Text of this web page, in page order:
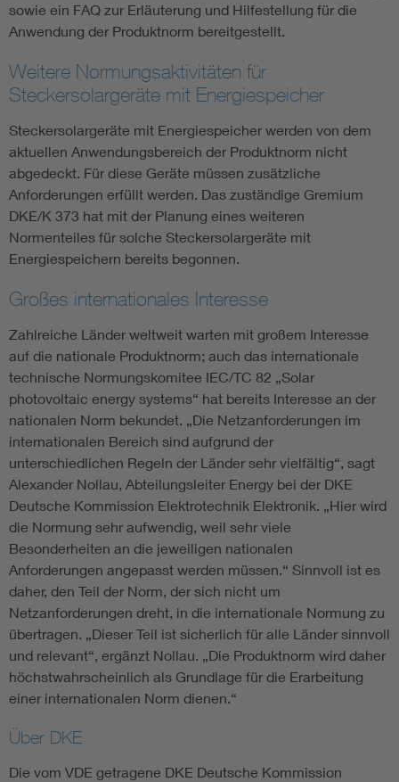
sowie ein FAQ zur Erläuterung und Hilfestellung für die
Anwendung der Produktnorm bereitgestellt.
Weitere Normungsaktivitäten für
Steckersolargeräte mit Energiespeicher
Steckersolargeräte mit Energiespeicher werden von dem
aktuellen Anwendungsbereich der Produktnorm nicht
abgedeckt. Für diese Geräte müssen zusätzliche
Anforderungen erfüllt werden. Das zuständige Gremium
DKE/K 373 hat mit der Planung eines weiteren
Normenteiles für solche Steckersolargeräte mit
Energiespeichern bereits begonnen.
Großes internationales Interesse
Zahlreiche Länder weltweit warten mit großem Interesse
auf die nationale Produktnorm; auch das internationale
technische Normungskomitee IEC/TC 82 „Solar
photovoltaic energy systems“ hat bereits Interesse an der
nationalen Norm bekundet. „Die Netzanforderungen im
internationalen Bereich sind aufgrund der
unterschiedlichen Regeln der Länder sehr vielfältig“, sagt
Alexander Nollau, Abteilungsleiter Energy bei der DKE
Deutsche Kommission Elektrotechnik Elektronik. „Hier wird
die Normung sehr aufwendig, weil sehr viele
Besonderheiten an die jeweiligen nationalen
Anforderungen angepasst werden müssen.“ Sinnvoll ist es
daher, den Teil der Norm, der sich nicht um
Netzanforderungen dreht, in die internationale Normung zu
übertragen. „Dieser Teil ist sicherlich für alle Länder sinnvoll
und relevant“, ergänzt Nollau. „Die Produktnorm wird daher
höchstwahrscheinlich als Grundlage für die Erarbeitung
einer internationalen Norm dienen.“
Über DKE
Die vom VDE getragene DKE Deutsche Kommission